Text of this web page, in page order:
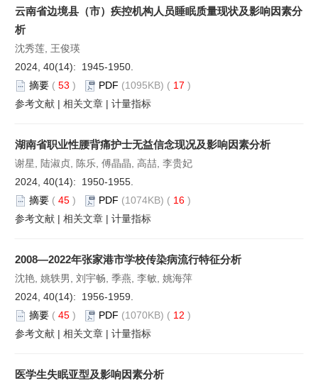
云南省边境县（市）疾控机构人员睡眠质量现状及影响因素分
析
沈秀莲, 王俊瑛
2024, 40(14): 1945-1950.
摘要 ( 53 ) PDF (1095KB) ( 17 )
参考文献 | 相关文章 | 计量指标
湖南省职业性腰背痛护士无益信念现况及影响因素分析
谢星, 陆淑贞, 陈乐, 傅晶晶, 高喆, 李贵妃
2024, 40(14): 1950-1955.
摘要 ( 45 ) PDF (1074KB) ( 16 )
参考文献 | 相关文章 | 计量指标
2008—2022年张家港市学校传染病流行特征分析
沈艳, 姚轶男, 刘宇畅, 季燕, 李敏, 姚海萍
2024, 40(14): 1956-1959.
摘要 ( 45 ) PDF (1070KB) ( 12 )
参考文献 | 相关文章 | 计量指标
医学生失眠亚型及影响因素分析